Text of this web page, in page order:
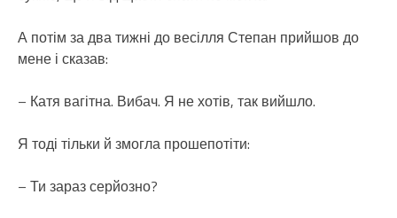
А потім за два тижні до весілля Степан прийшов до
мене і сказав:
– Катя вагітна. Вибач. Я не хотів, так вийшло.
Я тоді тільки й змогла прошепотіти:
– Ти зараз серйозно?